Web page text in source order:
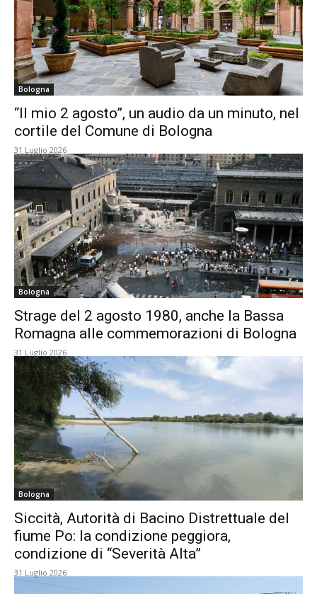
Bologna
“Il mio 2 agosto”, un audio da un minuto, nel
cortile del Comune di Bologna
31 Luglio 2026
Bologna
Strage del 2 agosto 1980, anche la Bassa
Romagna alle commemorazioni di Bologna
31 Luglio 2026
Bologna
Siccità, Autorità di Bacino Distrettuale del
fiume Po: la condizione peggiora,
condizione di “Severità Alta”
31 Luglio 2026